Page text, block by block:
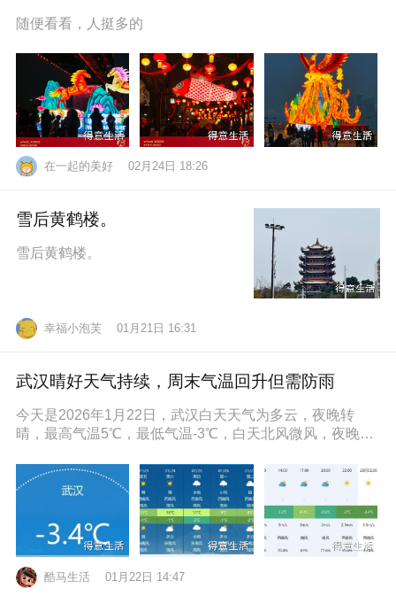
随便看看，人挺多的
在一起的美好 02月24日 18:26
雪后黄鹤楼。
雪后黄鹤楼。
幸福小泡芙 01月21日 16:31
武汉晴好天气持续，周末气温回升但需防雨
今天是2026年1月22日，武汉白天天气为多云，夜晚转
晴，最高气温5℃，最低气温-3℃，白天北风微风，夜晚东
酷马生活 01月22日 14:47